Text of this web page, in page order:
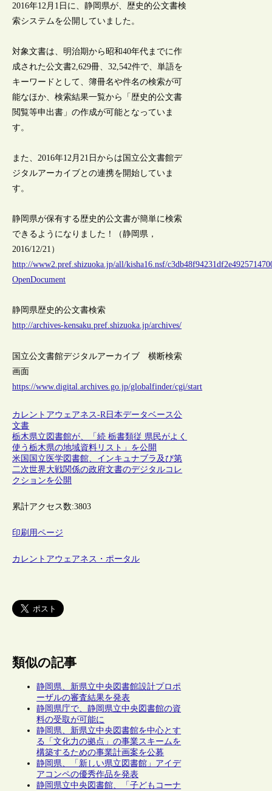
2016年12月1日に、静岡県が、歴史的公文書検
索システムを公開していました。
対象文書は、明治期から昭和40年代までに作
成された公文書2,629冊、32,542件で、単語を
キーワードとして、簿冊名や件名の検索が可
能なほか、検索結果一覧から「歴史的公文書
閲覧等申出書」の作成が可能となっていま
す。
また、2016年12月21日からは国立公文書館デ
ジタルアーカイブとの連携を開始していま
す。
静岡県が保有する歴史的公文書が簡単に検索
できるようになりました！（静岡県，
2016/12/21）
http://www2.pref.shizuoka.jp/all/kisha16.nsf/
OpenDocument
静岡県歴史的公文書検索
http://archives-kensaku.pref.shizuoka.jp/archives/
国立公文書館デジタルアーカイブ 横断検索
画面
https://www.digital.archives.go.jp/globalfinder/cgi/start
カレントアウェアネス-R 日本データベース公
文書
栃木県立図書館が、「続 栃書類従 県民がよく
使う栃木県の地域資料リスト」を公開
米国国立医学図書館、インキュナブラ及び第
二次世界大戦関係の政府文書のデジタルコレ
クションを公開
累計アクセス数:3803
印刷用ページ
カレントアウェアネス・ポータル
類似の記事
静岡県、新県立中央図書館設計プロポ
ーザルの審査結果を発表
静岡県庁で、静岡県立中央図書館の資
料の受取が可能に
静岡県、新県立中央図書館を中心とす
る「文化力の拠点」の事業スキームを
構築するための事業計画案を公募
静岡県、「新しい県立図書館」アイデ
アコンペの優秀作品を発表
静岡県立中央図書館、「子どもコーナ